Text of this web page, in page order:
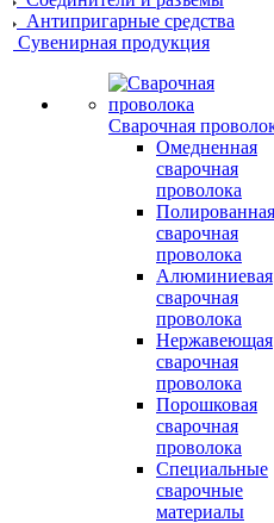
Антипригарные средства
Сувенирная продукция
Сварочная
Омедненная
сварочная
проволока
Полированная
сварочная
проволока
Алюминиевая
сварочная
проволока
Нержавеющая
сварочная
проволока
Порошковая
сварочная
проволока
Специальные
сварочные
материалы